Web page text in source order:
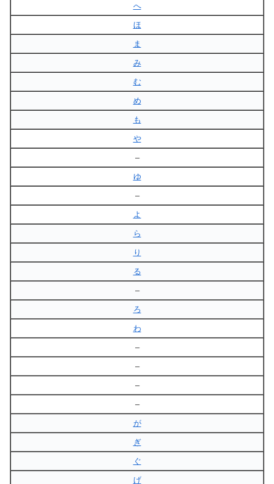
へ
ほ
ま
み
む
め
も
や
–
ゆ
–
よ
ら
り
る
–
ろ
わ
–
–
–
–
が
ぎ
ぐ
げ